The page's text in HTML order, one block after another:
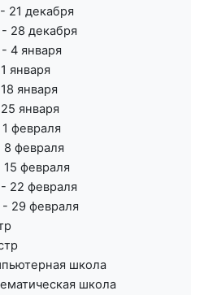
21 декабря
28 декабря
4 января
января
января
января
февраля
февраля
февраля
22 февраля
29 февраля
школа
школа